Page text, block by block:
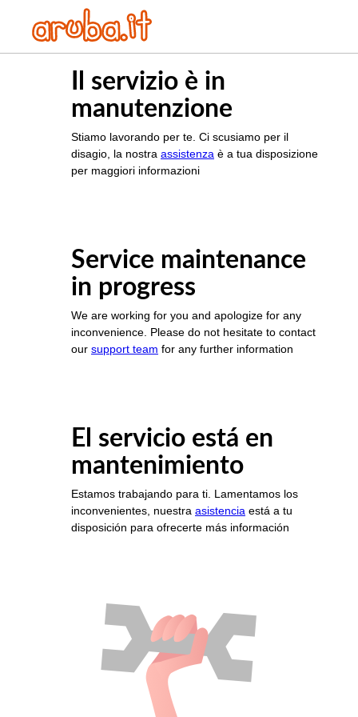
Il servizio è in
manutenzione
Stiamo lavorando per te. Ci scusiamo per il
disagio, la nostra assistenza è a tua disposizione
per maggiori informazioni
Service maintenance
in progress
We are working for you and apologize for any
inconvenience. Please do not hesitate to contact
our support team for any further information
El servicio está en
mantenimiento
Estamos trabajando para ti. Lamentamos los
inconvenientes, nuestra asistencia está a tu
disposición para ofrecerte más información